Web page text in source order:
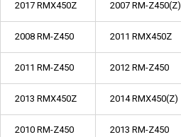
2017 RMX450Z 2007 RM-Z450(Z)
2008 RM-Z450 2011 RMX450Z
2011 RM-Z450 2012 RM-Z450
2013 RMX450Z 2014 RMX450(Z)
2010 RM-Z450 2013 RM-Z450